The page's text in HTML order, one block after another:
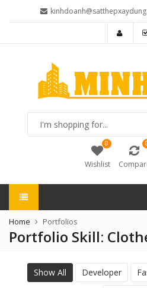
shopping
0
Wishlist
Home Portfolios
Portfolio Skill:
Show All Developer